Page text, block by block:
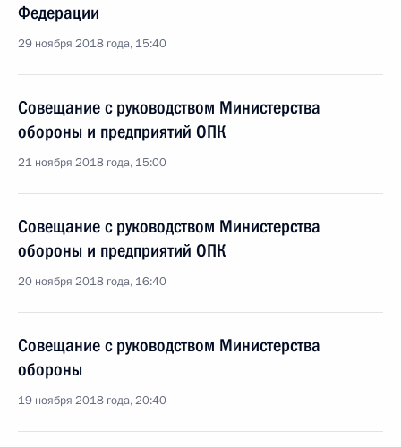
Федерации
29 ноября 2018 года, 15:40
Совещание с руководством Министерства
обороны и предприятий ОПК
21 ноября 2018 года, 15:00
Совещание с руководством Министерства
обороны и предприятий ОПК
20 ноября 2018 года, 16:40
Совещание с руководством Министерства
обороны
19 ноября 2018 года, 20:40